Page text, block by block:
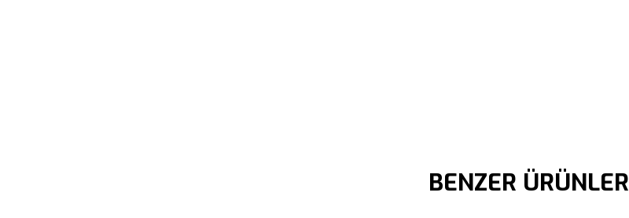
BENZER ÜRÜNLER